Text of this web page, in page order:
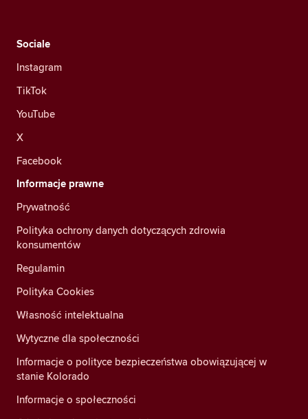
Sociale
Instagram
TikTok
YouTube
X
Facebook
Informacje prawne
Prywatność
Polityka ochrony danych dotyczących zdrowia
konsumentów
Regulamin
Polityka Cookies
Własność intelektualna
Wytyczne dla społeczności
Informacje o polityce bezpieczeństwa obowiązującej w
stanie Kolorado
Informacje o społeczności